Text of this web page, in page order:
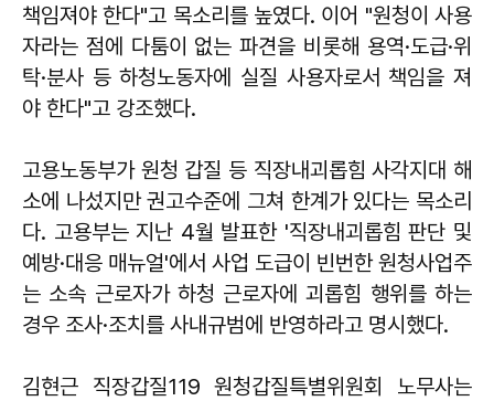
책임져야 한다"고 목소리를 높였다. 이어 "원청이 사용
자라는 점에 다툼이 없는 파견을 비롯해 용역·도급·위
탁·분사 등 하청노동자에 실질 사용자로서 책임을 져
야 한다"고 강조했다.
고용노동부가 원청 갑질 등 직장내괴롭힘 사각지대 해
소에 나섰지만 권고수준에 그쳐 한계가 있다는 목소리
다. 고용부는 지난 4월 발표한 '직장내괴롭힘 판단 및
예방·대응 매뉴얼'에서 사업 도급이 빈번한 원청사업주
는 소속 근로자가 하청 근로자에 괴롭힘 행위를 하는
경우 조사·조치를 사내규범에 반영하라고 명시했다.
김현근 직장갑질119 원청갑질특별위원회 노무사는